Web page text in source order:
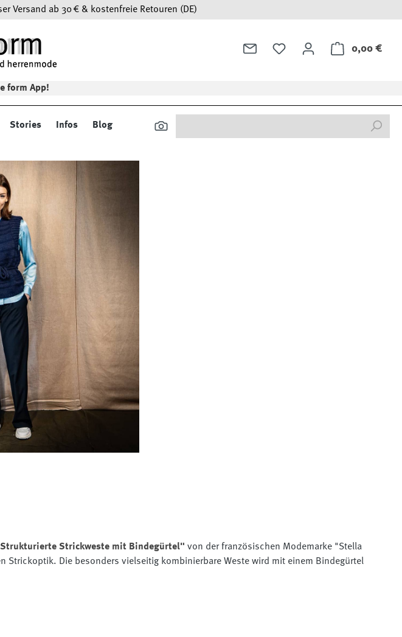
Versand ab 30 € & kostenfreie Retouren (DE)
0,00 €
form App!
Stories Infos Blog
Strickweste mit Bindegürtel" von der französischen Modemarke "Stella
Strickoptik. Die besonders vielseitig kombinierbare Weste wird mit einem Bindegürtel